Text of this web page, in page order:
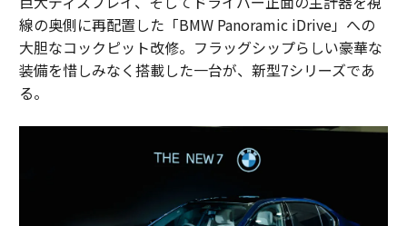
線の奥側に再配置した「BMW Panoramic iDrive」への
大胆なコックピット改修。フラッグシップらしい豪華な
装備を惜しみなく搭載した一台が、新型7シリーズであ
る。